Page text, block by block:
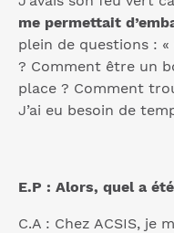
me permettait
plein de questions :
? Comment être un
place ? Comment
J’ai eu besoin de
E.P : Alors, quel a
C.A : Chez ACSIS, je